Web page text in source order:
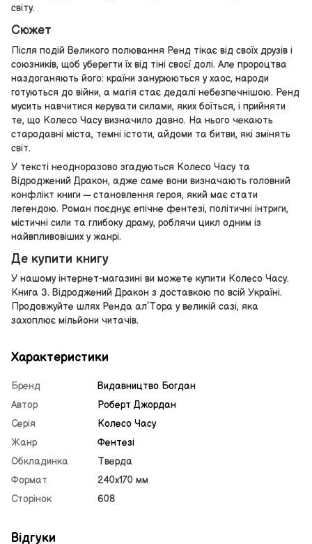
світу.
Сюжет
Після подій Великого полювання Ренд тікає від своїх друзів і
союзників, щоб уберегти їх від тіні своєї долі. Але пророцтва
наздоганяють його: країни занурюються у хаос, народи
готуються до війни, а магія стає дедалі небезпечнішою. Ренд
мусить навчитися керувати силами, яких боїться, і прийняти
те, що Колесо Часу визначило давно. На нього чекають
стародавні міста, темні істоти, айдоми та битви, які змінять
світ.
У тексті неодноразово згадуються Колесо Часу та
Відроджений Дракон, адже саме вони визначають головний
конфлікт книги — становлення героя, який має стати
легендою. Роман поєднує епічне фентезі, політичні інтриги,
містичні сили та глибоку драму, роблячи цикл одним із
найвпливовіших у жанрі.
Де купити книгу
У нашому інтернет-магазині ви можете купити Колесо Часу.
Книга 3. Відроджений Дракон з доставкою по всій Україні.
Продовжуйте шлях Ренда ал’Тора у великій сазі, яка
захоплює мільйони читачів.
Характеристики
Бренд
Видавництво Богдан
Автор
Роберт Джордан
Серія
Колесо Часу
Жанр
Фентезі
Обкладинка
Тверда
Формат
240х170 мм
Сторінок
608
Відгуки